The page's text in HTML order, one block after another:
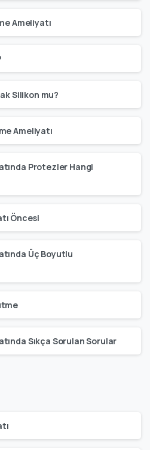
Ameliyatı
Silikon mu?
Ameliyatı
Protezler Hangi
Öncesi
Üç Boyutlu
Sıkça Sorulan Sorular